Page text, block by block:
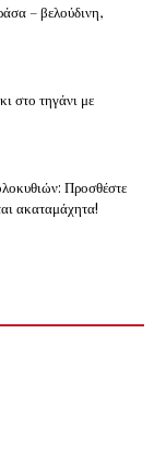
– βελούδινη,
στο τηγάνι με
Προσθέστε
ακαταμάχητα!